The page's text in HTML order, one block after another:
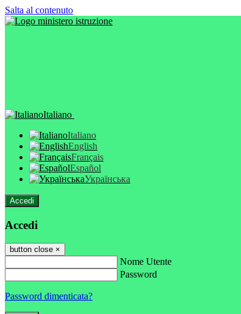
Salta al contenuto
Italiano
Italiano
English
Français
Español
Українська
Accedi
Accedi
button close ×
Nome Utente
Password
Password dimenticata?